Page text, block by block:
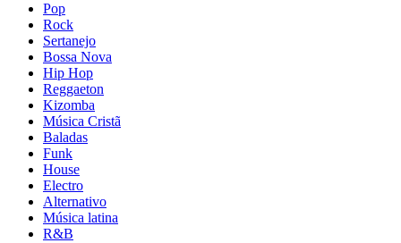
Pop
Rock
Sertanejo
Bossa Nova
Hip Hop
Reggaeton
Kizomba
Música Cristã
Baladas
Funk
House
Electro
Alternativo
Música latina
R&B